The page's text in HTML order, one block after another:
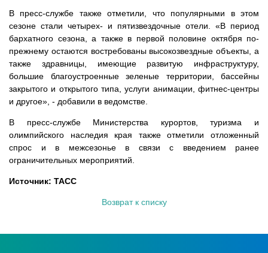
В пресс-службе также отметили, что популярными в этом
сезоне стали четырех- и пятизвездочные отели. «В период
бархатного сезона, а также в первой половине октября по-
прежнему остаются востребованы высокозвездные объекты, а
также здравницы, имеющие развитую инфраструктуру,
большие благоустроенные зеленые территории, бассейны
закрытого и открытого типа, услуги анимации, фитнес-центры
и другое», - добавили в ведомстве.
В пресс-службе Министерства курортов, туризма и
олимпийского наследия края также отметили отложенный
спрос и в межсезонье в связи с введением ранее
ограничительных мероприятий.
Источник: ТАСС
Возврат к списку